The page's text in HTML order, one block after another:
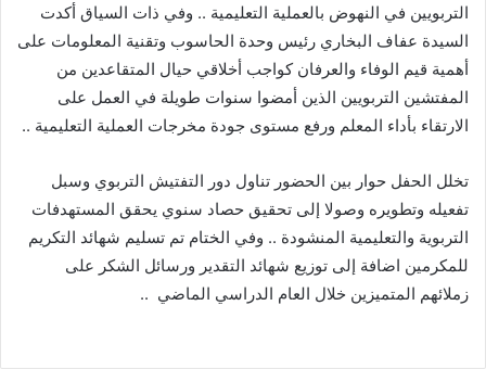
التربويين في النهوض بالعملية التعليمية .. وفي ذات السياق أكدت
السيدة عفاف البخاري رئيس وحدة الحاسوب وتقنية المعلومات على
أهمية قيم الوفاء والعرفان كواجب أخلاقي حيال المتقاعدين من
المفتشين التربويين الذين أمضوا سنوات طويلة في العمل على
الارتقاء بأداء المعلم ورفع مستوى جودة مخرجات العملية التعليمية ..
تخلل الحفل حوار بين الحضور تناول دور التفتيش التربوي وسبل
تفعيله وتطويره وصولا إلى تحقيق حصاد سنوي يحقق المستهدفات
التربوية والتعليمية المنشودة .. وفي الختام تم تسليم شهائد التكريم
للمكرمين اضافة إلى توزيع شهائد التقدير ورسائل الشكر على
زملائهم المتميزين خلال العام الدراسي الماضي ..